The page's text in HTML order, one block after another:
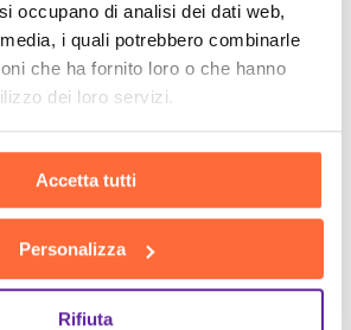
occupano di analisi dei dati web,
i quali potrebbero combinarle
che ha fornito loro o che hanno
dei loro servizi.
Accetta tutti
Personalizza
Rifiuta